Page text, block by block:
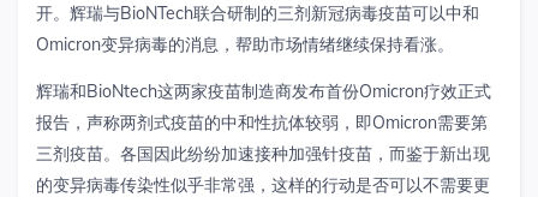
开。辉瑞与BioNTech联合研制的三剂新冠病毒疫苗可以中和
Omicron变异病毒的消息，帮助市场情绪继续保持看涨。
辉瑞和BioNtech这两家疫苗制造商发布首份Omicron疗效正式
报告，声称两剂式疫苗的中和性抗体较弱，即Omicron需要第
三剂疫苗。各国因此纷纷加速接种加强针疫苗，而鉴于新出现
的变异病毒传染性似乎非常强，这样的行动是否可以不需要更